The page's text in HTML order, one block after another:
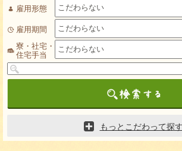
雇用形態
雇用期間
寮・社宅・
住宅手当
もっとこだわって探す